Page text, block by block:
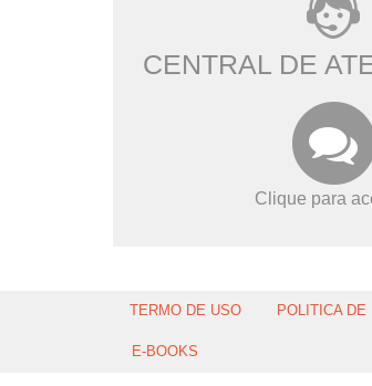
CENTRAL DE
Clique para
TERMO DE USO POLITICA DE
E-BOOKS